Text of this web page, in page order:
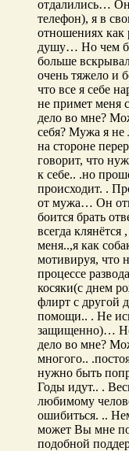
отдалились…
телефон), я в
отношениях как
душу… Но чем
больше
очень тяжело и
что все я себе
не примет меня
дело во мне?
себя? Мужа я
на стороне
говорит, что
к себе.. .но
происходит. .
от мужа… Он
боится брать
всегда
меня..,я как
мотивируя, что
процессе
косяки(с днем
флирт с другой
помощи.. . Не
защищенно)… Но
дело во мне?
многого..
нужно быть
Годы идут.. .
любимому
ошибиться. ..
может Вы мне
подобной